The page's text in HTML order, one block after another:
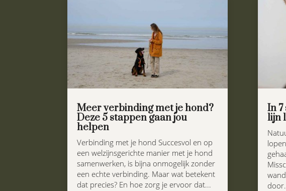
Meer verbinding met je hond?
Deze 5 stappen gaan jou
helpen
Verbinding met je hond Succesvol en op
een welzijnsgerichte manier met je hond
samenwerken, is bijna onmogelijk zonder
een echte verbinding. Maar wat betekent
dat precies? En hoe zorg je ervoor dat...
In
lijn